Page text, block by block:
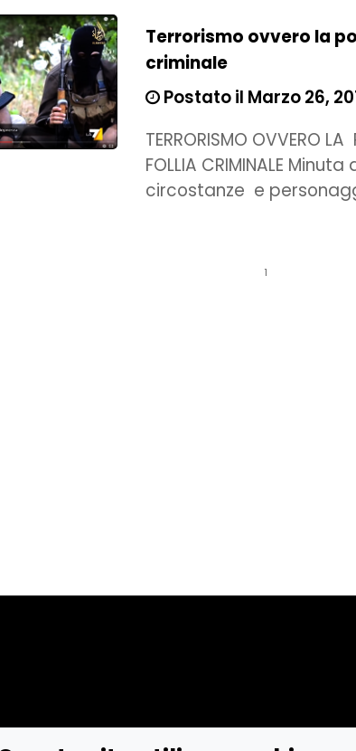
Terrorismo ovvero la
criminale
Postato il Marzo 26,
TERRORISMO OVVERO LA
FOLLIA CRIMINALE
circostanze e
1